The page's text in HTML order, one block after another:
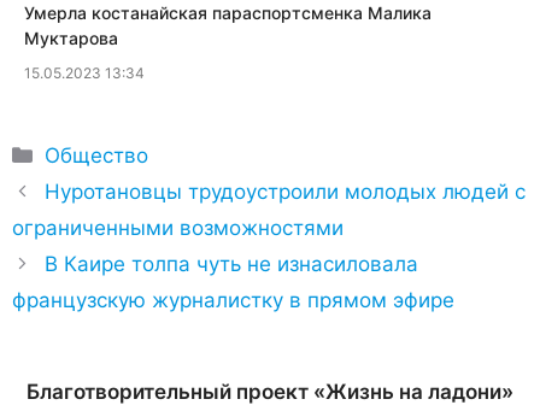
​Умерла костанайская параспортсменка Малика
Муктарова
15.05.2023 13:34
Рубрики
Общество
Нуротановцы трудоустроили молодых людей с
ограниченными возможностями
В Каире толпа чуть не изнасиловала
французскую журналистку в прямом эфире
Благотворительный проект «Жизнь на ладони»